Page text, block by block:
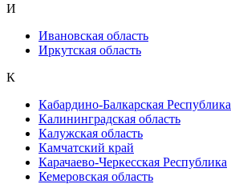
И
Ивановская область
Иркутская область
К
Кабардино-Балкарская Республика
Калининградская область
Калужская область
Камчатский край
Карачаево-Черкесская Республика
Кемеровская область